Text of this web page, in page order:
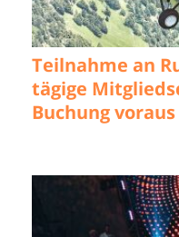
Teilnahme an
tägige
Buchung voraus